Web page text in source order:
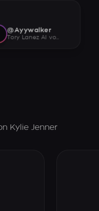
@Ayywalker
Tory Lanez AI voice
Kylie Jenner